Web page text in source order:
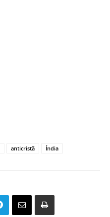
anticristã Índia